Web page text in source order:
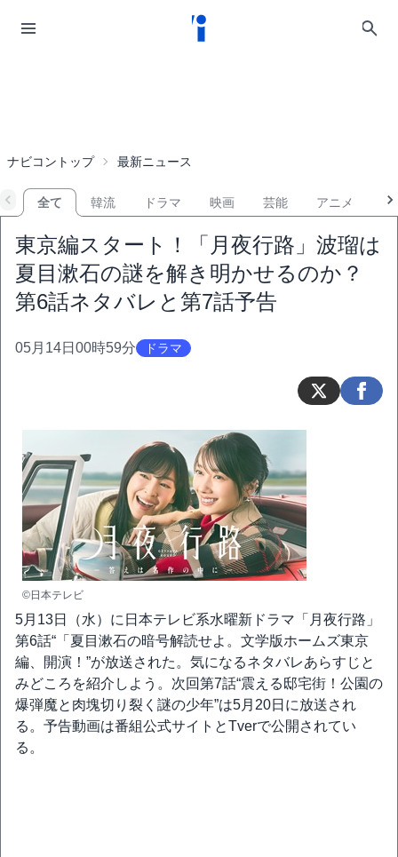
ナビコントップ 最新ニュース
全て 韓流 ドラマ 映画 芸能 アニメ
東京編スタート！「月夜行路」波瑠は
夏目漱石の謎を解き明かせるのか？
第6話ネタバレと第7話予告
05月14日00時59分 ドラマ
©日本テレビ
5月13日（水）に日本テレビ系水曜新ドラマ「月夜行路」
第6話“「夏目漱石の暗号解読せよ。文学版ホームズ東京
編、開演！”が放送された。気になるネタバレあらすじと
みどころを紹介しよう。次回第7話“震える邸宅街！公園の
爆弾魔と肉塊切り裂く謎の少年”は5月20日に放送され
る。予告動画は番組公式サイトとTverで公開されてい
る。